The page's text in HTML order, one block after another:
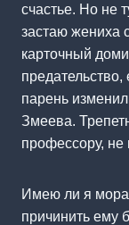
счастье. Но не
застаю жениха
карточный
парень
Змеева.
профессору, не
Имею ли я
причинить ему